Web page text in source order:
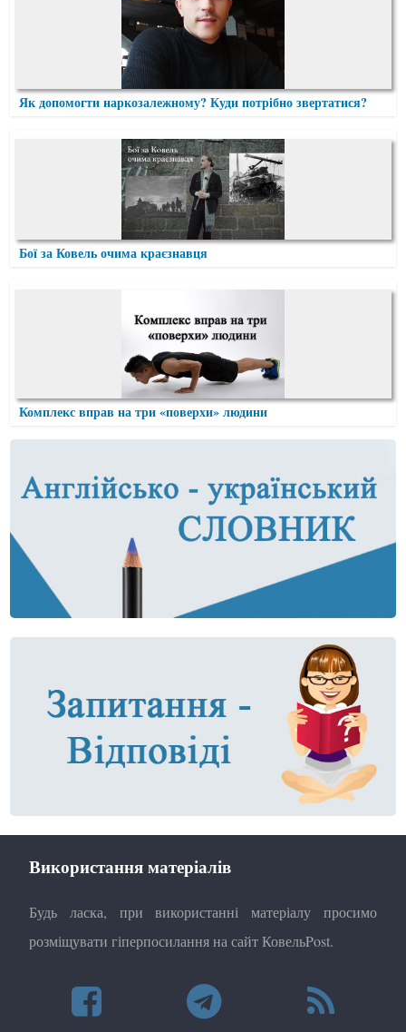
Як допомогти наркозалежному? Куди потрібно звертатися?
Бої за Ковель очима краєзнавця
Комплекс вправ на три «поверхи» людини
Використання матеріалів
Будь ласка, при використанні матеріалу просимо
розміщувати гіперпосилання на сайт КовельPost.